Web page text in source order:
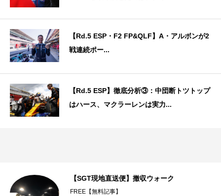
【Rd.5 ESP・F2 FP&QLF】A・アルボンが2
戦連続ポー...
【Rd.5 ESP】徹底分析③：中団断トツトップ
はハース、マクラーレンは実力...
【SGT現地直送便】撤収ウォーク
FREE【無料記事】